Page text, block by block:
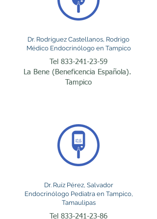
de glucosa o bombas de
indicados.
La obesidad representa
otra enfermedad
especialidad. Más allá de
un problema estético, la
obesidad es una
enfermedad crónica
asociada con hipertensión
arterial, diabetes, hígado
​Dr. Rodríguez Castellanos, Rodrigo
Médico Endocrinólogo en Tampico
Tel 833-241-23-59
La Bene (Beneficencia Española).
Tampico
Dr. Ruíz Pérez, Salvador
Endocrinólogo Pediatra en Tampico,
Tamaulipas
Tel 833-241-23-86